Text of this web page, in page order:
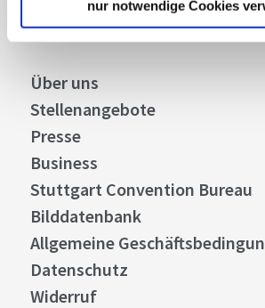
nur notwendige Cookies
Über uns
Stellenangebote
Presse
Business
Stuttgart Convention Bureau
Bilddatenbank
Allgemeine
Datenschutz
Widerruf